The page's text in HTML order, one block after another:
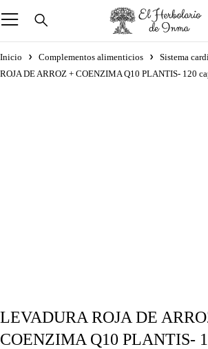
Inicio Complementos alimenticios Sistema
ROJA DE ARROZ + COENZIMA Q10 PLANTIS- 120
LEVADURA ROJA DE
COENZIMA Q10 PLANTIS-